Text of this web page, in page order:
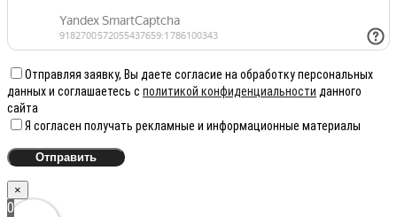
Отправляя заявку, Вы даете согласие на обработку персональных
данных и соглашаетесь с политикой конфиденциальности данного
сайта
Я согласен получать рекламные и информационные материалы
×
0